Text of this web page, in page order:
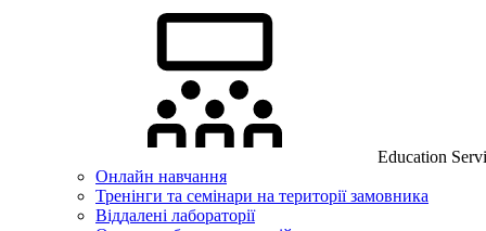
Education
Онлайн навчання
Тренінги та семінари на території замовника
Віддалені лабораторії